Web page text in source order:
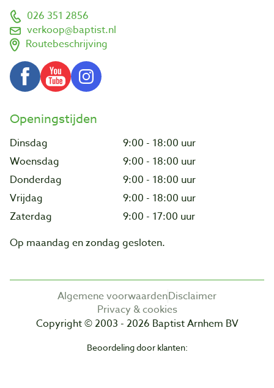
026 351 2856
verkoop@baptist.nl
Routebeschrijving
Openingstijden
Dinsdag
9:00 - 18:00 uur
Woensdag
9:00 - 18:00 uur
Donderdag
9:00 - 18:00 uur
Vrijdag
9:00 - 18:00 uur
Zaterdag
9:00 - 17:00 uur
Op maandag en zondag gesloten.
Algemene voorwaardenDisclaimer
Privacy & cookies
Copyright © 2003 - 2026 Baptist Arnhem BV
Beoordeling door klanten: